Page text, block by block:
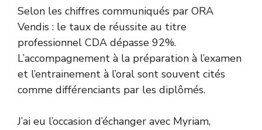
Selon les chiffres communiqués par ORA
Vendis : le taux de réussite au titre
professionnel CDA dépasse 92%.
L’accompagnement à la préparation à l’examen
et l’entrainement à l’oral sont souvent cités
comme différenciants par les diplômés.
J’ai eu l’occasion d’échanger avec Myriam,